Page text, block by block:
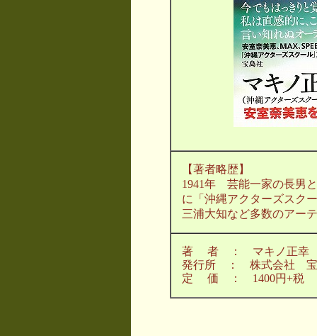
【著者略歴】
1941年 芸能一家の長男
に「沖縄アクターズスク
三浦大知など多数のアー
著 者 ： マキノ正幸
発行所 ： 株式会社 宝
定 価 ： 1400円+税